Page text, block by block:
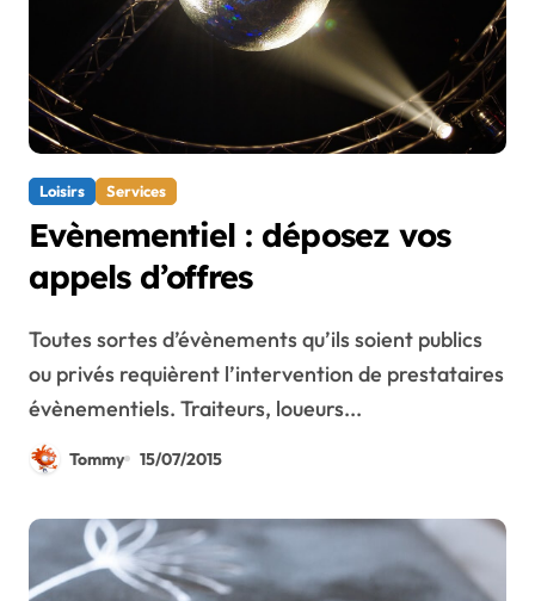
Loisirs Services
Evènementiel : déposez vos
appels d’offres
Toutes sortes d’évènements qu’ils soient publics
ou privés requièrent l’intervention de prestataires
évènementiels. Traiteurs, loueurs...
Tommy 15/07/2015